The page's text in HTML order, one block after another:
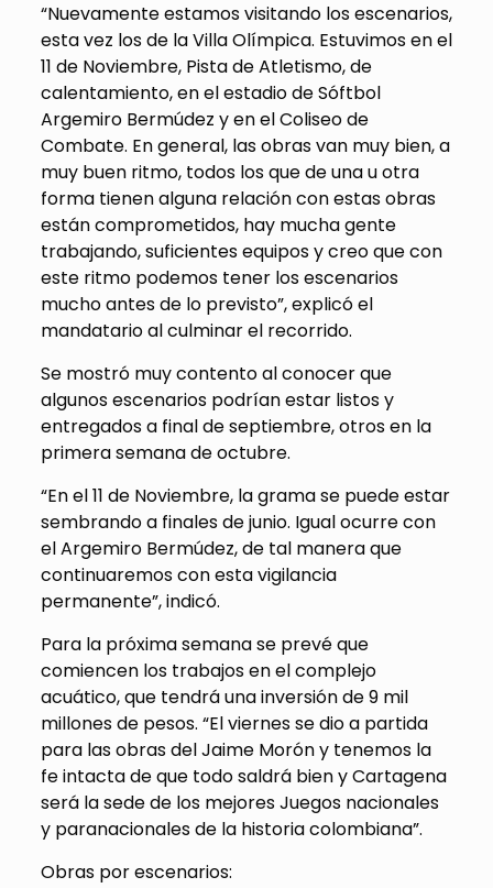
“Nuevamente estamos visitando los escenarios,
esta vez los de la Villa Olímpica. Estuvimos en el
11 de Noviembre, Pista de Atletismo, de
calentamiento, en el estadio de Sóftbol
Argemiro Bermúdez y en el Coliseo de
Combate. En general, las obras van muy bien, a
muy buen ritmo, todos los que de una u otra
forma tienen alguna relación con estas obras
están comprometidos, hay mucha gente
trabajando, suficientes equipos y creo que con
este ritmo podemos tener los escenarios
mucho antes de lo previsto”, explicó el
mandatario al culminar el recorrido.
Se mostró muy contento al conocer que
algunos escenarios podrían estar listos y
entregados a final de septiembre, otros en la
primera semana de octubre.
“En el 11 de Noviembre, la grama se puede estar
sembrando a finales de junio. Igual ocurre con
el Argemiro Bermúdez, de tal manera que
continuaremos con esta vigilancia
permanente”, indicó.
Para la próxima semana se prevé que
comiencen los trabajos en el complejo
acuático, que tendrá una inversión de 9 mil
millones de pesos. “El viernes se dio a partida
para las obras del Jaime Morón y tenemos la
fe intacta de que todo saldrá bien y Cartagena
será la sede de los mejores Juegos nacionales
y paranacionales de la historia colombiana”.
Obras por escenarios: